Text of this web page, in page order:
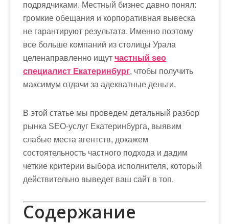
подрядчиками. Местный бизнес давно понял:
громкие обещания и корпоративная вывеска
не гарантируют результата. Именно поэтому
все больше компаний из столицы Урала
целенаправленно ищут частный seo
специалист Екатеринбург, чтобы получить
максимум отдачи за адекватные деньги.
В этой статье мы проведем детальный разбор
рынка SEO-услуг Екатеринбурга, выявим
слабые места агентств, докажем
состоятельность частного подхода и дадим
четкие критерии выбора исполнителя, который
действительно выведет ваш сайт в топ.
Содержание